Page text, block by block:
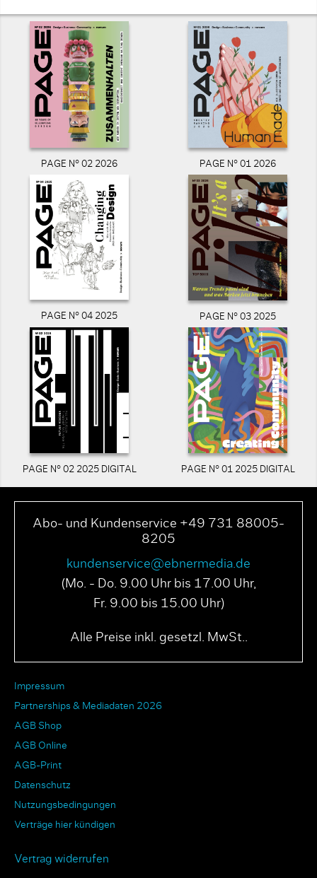
PAGE N° 02 2026 PAGE N° 01 2026
PAGE N° 04 2025 PAGE N° 03 2025
PAGE N° 02 2025 DIGITAL PAGE N° 01 2025 DIGITAL
Abo- und Kundenservice +49 731 88005-
8205
kundenservice@ebnermedia.de
(Mo. - Do. 9.00 Uhr bis 17.00 Uhr,
Fr. 9.00 bis 15.00 Uhr)
Alle Preise inkl. gesetzl. MwSt..
Impressum
Partnerships & Mediadaten 2026
AGB Shop
AGB Online
AGB-Print
Datenschutz
Nutzungsbedingungen
Verträge hier kündigen
Vertrag widerrufen